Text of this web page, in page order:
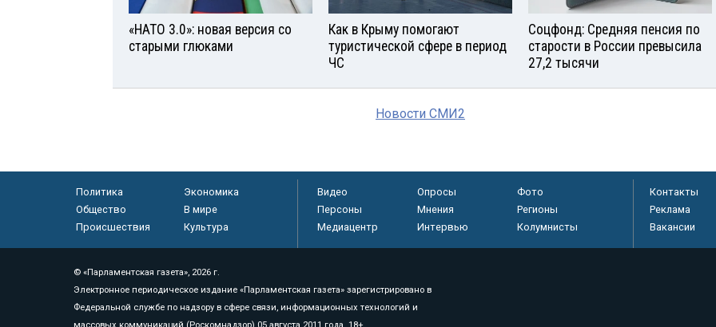
«НАТО 3.0»: новая версия со
старыми глюками
Как в Крыму помогают
туристической сфере в период
ЧС
Соцфонд: Средняя пенсия по
старости в России превысила
27,2 тысячи
Новости СМИ2
Политика
Экономика
Общество
В мире
Происшествия
Культура
Видео Опросы
Фото
Персоны
Мнения
Регионы
Медиацентр
Интервью Колумнисты
Контакты
Реклама
Вакансии
© «Парламентская газета», 2026 г.
Электронное периодическое издание «Парламентская газета» зарегистрировано в
Федеральной службе по надзору в сфере связи, информационных технологий и